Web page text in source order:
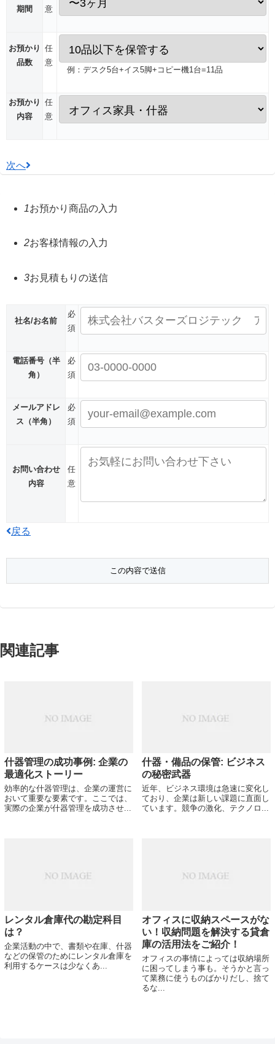
期間
意
お預かり
品数
任
意
例：デスク5台+イス5脚+コピー機1台=11品
お預かり
内容
任
意
次へ
1お預かり商品の入力
2お客様情報の入力
3お見積もりの送信
社名/お名前
必
須
電話番号（半
角）
必
須
メールアドレ
ス （半角）
必
須
お問い合わせ
内容
任
意
戻る
関連記事
什器管理の成功事例: 企業の
最適化ストーリー
効率的な什器管理は、企業の運営に
おいて重要な要素です。ここでは、
実際の企業が什器管理を成功させ...
什器・備品の保管: ビジネス
の秘密武器
近年、ビジネス環境は急速に変化し
ており、企業は新しい課題に直面し
ています。競争の激化、テクノロ...
レンタル倉庫代の勘定科目
は？
企業活動の中で、書類や在庫、什器
などの保管のためにレンタル倉庫を
利用するケースは少なくあ...
オフィスに収納スペースがな
い！収納問題を解決する貸倉
庫の活用法をご紹介！
オフィスの事情によっては収納場所
に困ってしまう事も。そうかと言っ
て業務に使うものばかりだし、捨て
るな...